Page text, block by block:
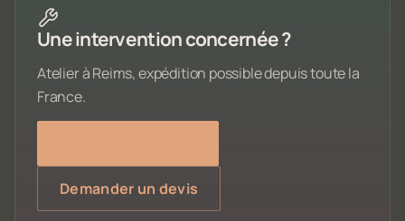
Une intervention concernée ?
Atelier à Reims, expédition possible depuis toute la
France.
Demander un devis